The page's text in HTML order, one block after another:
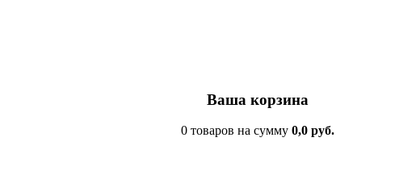
Ваша корзина
0 товаров на сумму 0,0 руб.